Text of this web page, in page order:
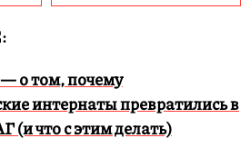
о том, почему
интернаты превратились в
что с этим делать)